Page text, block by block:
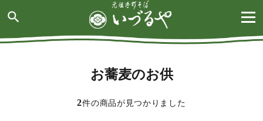
search
お蕎麦のお供
2件の商品が見つかりました